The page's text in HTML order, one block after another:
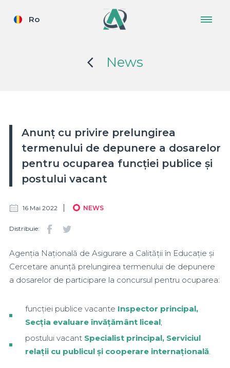
Ro
News
Anunț cu privire prelungirea
termenului de depunere a dosarelor
pentru ocuparea funcției publice și
postului vacant
16 Mai 2022 NEWS
Distribuie:
Agenția Națională de Asigurare a Calității în Educație și
Cercetare anunță prelungirea termenului de depunere
a dosarelor de participare la concursul pentru ocuparea:
funcției publice vacante Inspector principal,
Secția evaluare învățământ liceal;
postului vacant Specialist principal, Serviciul
relații cu publicul și cooperare internațională.